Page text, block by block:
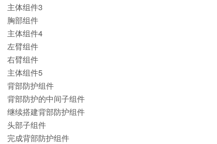
主体组件3
胸部组件
主体组件4
左臂组件
右臂组件
主体组件5
背部防护组件
背部防护的中间子组件
继续搭建背部防护组件
头部子组件
完成背部防护组件